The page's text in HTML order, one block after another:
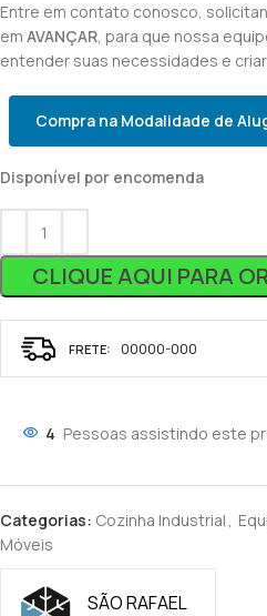
Entre em contato conosco,
em AVANÇAR, para que nossa
entender suas necessidades e
Compra na Modalidade de
Disponível por encomenda
CLIQUE AQUI PARA
4 Pessoas assistindo este
Categorias: Cozinha Industrial ,
Móveis
SÃO RAFAEL